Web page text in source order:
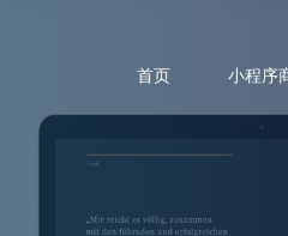
首页 小程序